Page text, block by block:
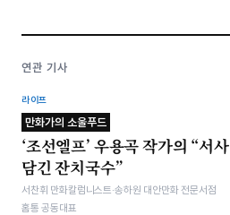
연관 기사
라이프
만화가의 소울푸드
‘조선엘프’ 우용곡 작가의 “서사
담긴 잔치국수”
서찬휘 만화칼럼니스트·송하원 대안만화 전문서점
홈통 공동대표